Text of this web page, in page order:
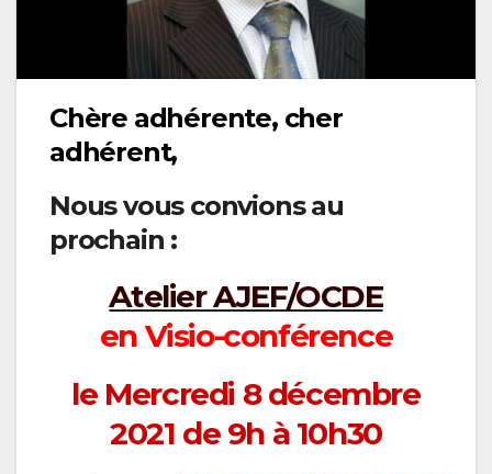
Chère adhérente, cher
adhérent,
Nous vous convions au
prochain :
Atelier AJEF/OCDE
en Visio-conférence
le Mercredi 8 décembre
2021 de 9h à 10h30